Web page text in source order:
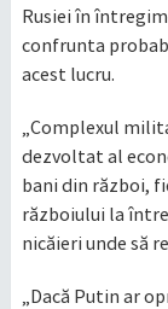
Rusiei în
confrunta
acest lucru.
„Complexul
dezvoltat al
bani din război,
războiului la
nicăieri unde să
„Dacă Putin ar